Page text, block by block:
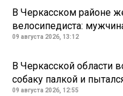
В Черкасском районе
велосипедиста:
09 августа 2026, 13:12
В Черкасской области
собаку палкой и
09 августа 2026, 12:55